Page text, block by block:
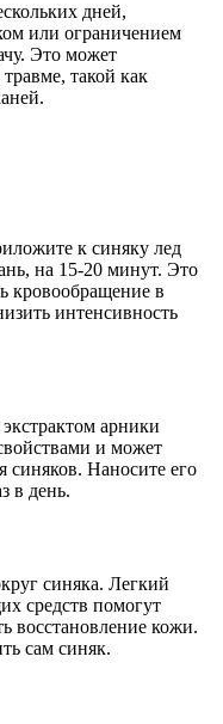
дней,
или ограничением
Это может
травме, такой как
к синяку лед
на 15-20 минут. Это
кровообращение в
интенсивность
арники
и может
синяков. Наносите его
в день.
синяка. Легкий
средств помогут
восстановление кожи.
сам синяк.